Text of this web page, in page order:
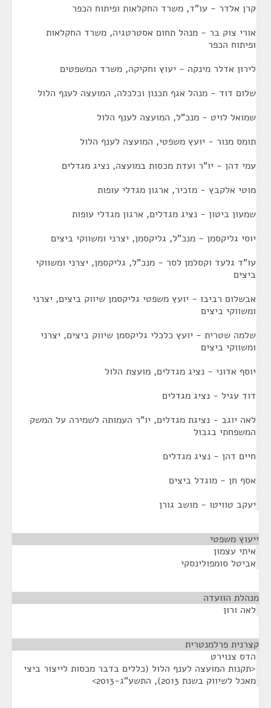
קרן אלדר - עו"ד, משרד החקלאות ופיתוח הכפר
אורי צוק בר - מנהל תחום אסטרטגיה, משרד החקלאות
ופיתוח הכפר
לירון אדלר מינקה - יעוץ וחקיקה, משרד המשפטים
שלום דוד - מנהל אגף תכנון וכלכלה, המועצה לענף הלול
שמואל לויט - מנכ"ל, המועצה לענף הלול
תומס מנור - יועץ משפטי, המועצה לענף הלול
עמי דהן - יו"ר ועדת מכסות במועצה, נציג מגדלים
מוטי אלקבץ - מזכיר, ארגון מגדלי עופות
שמעון ביטון - נציג מגדלים, ארגון מגדלי עופות
יוסי גליקסמן - מנכ"ל, גליקסמן, יצרני ומשווקי ביצים
עו"ד גלעד וקסלמן לסר - מנכ"ל, גליקסמן, יצרני ומשווקי
ביצים
אבשלום רביבו - יועץ משפטי גליקסמן שיווק ביצים, יצרני
ומשווקי ביצים
שלמה שטרית - יועץ כלכלי גליקסמן שיווק ביצים, יצרני
ומשווקי ביצים
יוסף אדוני - נציג מגדלים, מועצת הלול
דוד עגיל - נציג מגדלים
לאה יוגב - נציגת מגדלים, יו"ר העמותה לשמירה על המשק
המשפחתי בגבול
חיים דהן - נציג מגדלים
אסף חן - מוגדל ביצים
יעקב טוויטו - מושב גורן
ייעוץ משפטי
איתי עצמון
אביטל סומפולינסקי
מנהלת הוועדה
לאה ורון
קצרנית פרלמנטרית
הדס צנוירט
<תקנות המועצה לענף הלול (כללים בדבר מכסות לייצור ביצי
מאכל לשיווק בשנת 2013), התשע"ג-2013>